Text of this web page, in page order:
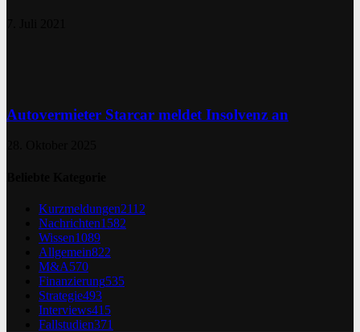
Autovermieter Starcar meldet Insolvenz an
Kurzmeldungen2112
Nachrichten1582
Wissen1089
Allgemein822
M&A570
Finanzierung535
Strategie493
Interviews415
Fallstudien371